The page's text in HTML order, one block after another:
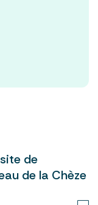
de
de la Chèze